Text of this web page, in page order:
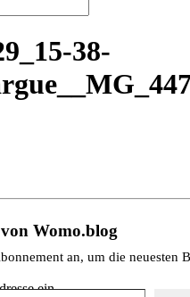
38-
Womo.blog
an, um die neuesten
ein ...